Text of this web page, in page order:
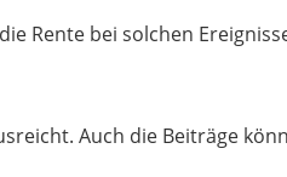
Rente bei solchen
Auch die Beiträge